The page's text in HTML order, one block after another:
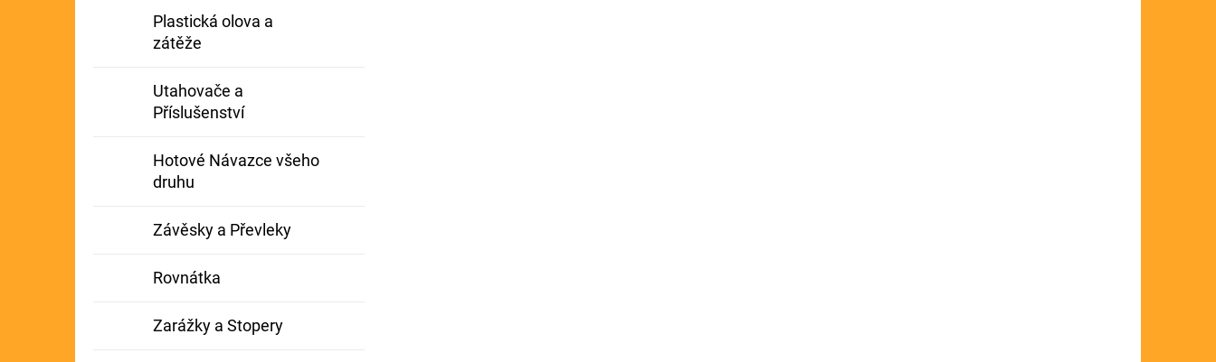
Plastická olova a
zátěže
Utahovače a
Příslušenství
Hotové Návazce všeho
druhu
Závěsky a Převleky
Rovnátka
Zarážky a Stopery